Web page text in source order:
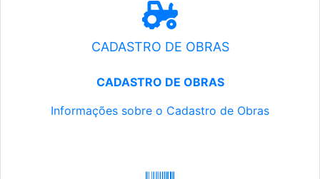
CADASTRO DE OBRAS
CADASTRO DE OBRAS
Informações sobre o Cadastro de Obras